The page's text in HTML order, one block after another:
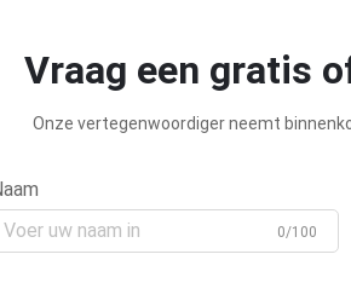
Vraag een gratis
Onze vertegenwoordiger neemt
0/100